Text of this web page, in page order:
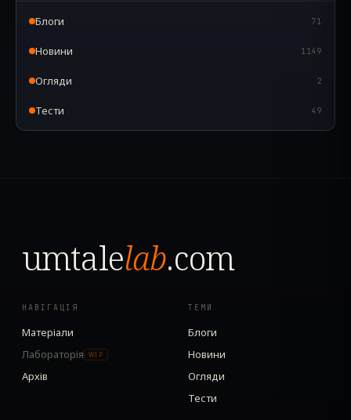
Блоги 71
Новини 1149
Огляди 2
Тести 49
umtalelab.com
НАВІГАЦІЯ
Матеріали
Лабораторія
WIP
Архів
ТЕМИ
Блоги
Новини
Огляди
Тести